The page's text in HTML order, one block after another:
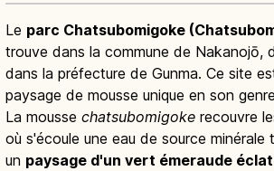
Le parc Chatsubomigoke
trouve dans la commune de Nakanojō,
dans la préfecture de Gunma. Ce site
paysage de mousse unique en son
La mousse chatsubomigoke recouvre
où s'écoule une eau de source minérale
un paysage d'un vert émeraude